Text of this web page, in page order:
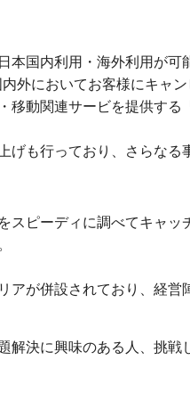
本国内利用・海外利用が
外においてお客様にキャ
移動関連サービを提供する
も行っており、さらなる
スピーディに調べてキャ
アが併設されており、経
決に興味のある人、挑戦